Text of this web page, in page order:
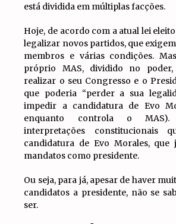
está dividida em múltiplas facções.
Hoje, de acordo com a atual lei
legalizar novos partidos, que exigem
membros e várias condições.
próprio MAS, dividido no
realizar o seu Congresso e o
que poderia “perder a sua
impedir a candidatura de Evo
enquanto controla o
interpretações constitucionais
candidatura de Evo Morales,
mandatos como presidente.
Ou seja, para já, apesar de haver
candidatos a presidente, não se
ser.